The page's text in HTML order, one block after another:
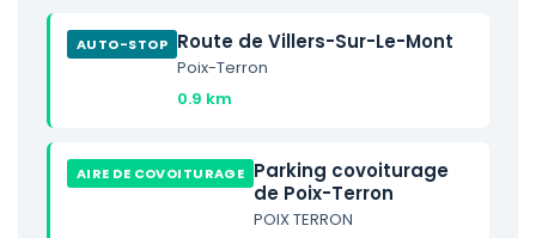
AUTO-STOP Route de Villers-Sur-Le-Mont
Poix-Terron
0.9 km
AIRE DE COVOITURAGE Parking covoiturage
de Poix-Terron
POIX TERRON